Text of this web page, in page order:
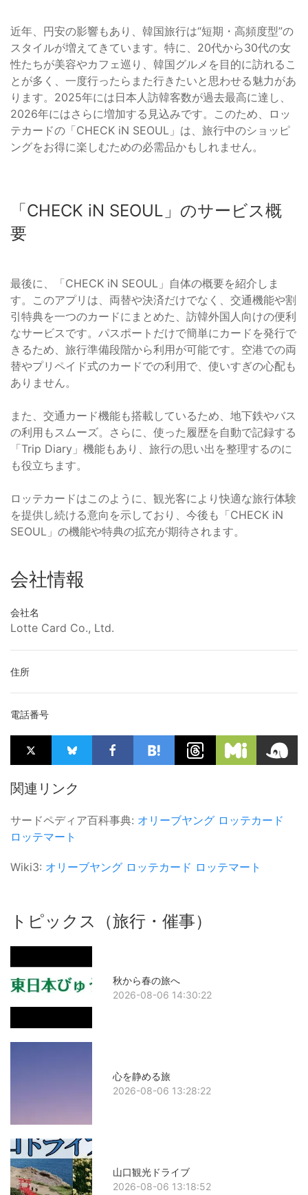
近年、円安の影響もあり、韓国旅行は“短期・高頻度型”の
スタイルが増えてきています。特に、20代から30代の女
性たちが美容やカフェ巡り、韓国グルメを目的に訪れるこ
とが多く、一度行ったらまた行きたいと思わせる魅力があ
ります。2025年には日本人訪韓客数が過去最高に達し、
2026年にはさらに増加する見込みです。このため、ロッ
テカードの「CHECK iN SEOUL」は、旅行中のショッピ
ングをお得に楽しむための必需品かもしれません。
「CHECK iN SEOUL」のサービス概
要
最後に、「CHECK iN SEOUL」自体の概要を紹介しま
す。このアプリは、両替や決済だけでなく、交通機能や割
引特典を一つのカードにまとめた、訪韓外国人向けの便利
なサービスです。パスポートだけで簡単にカードを発行で
きるため、旅行準備段階から利用が可能です。空港での両
替やプリペイド式のカードでの利用で、使いすぎの心配も
ありません。
また、交通カード機能も搭載しているため、地下鉄やバス
の利用もスムーズ。さらに、使った履歴を自動で記録する
「Trip Diary」機能もあり、旅行の思い出を整理するのに
も役立ちます。
ロッテカードはこのように、観光客により快適な旅行体験
を提供し続ける意向を示しており、今後も「CHECK iN
SEOUL」の機能や特典の拡充が期待されます。
会社情報
会社名
Lotte Card Co., Ltd.
住所
電話番号
関連リンク
サードペディア百科事典: オリーブヤング ロッテカード
ロッテマート
Wiki3: オリーブヤング ロッテカード ロッテマート
トピックス（旅行・催事）
秋から春の旅へ
2026-08-06 14:30:22
心を静める旅
2026-08-06 13:28:22
山口観光ドライブ
2026-08-06 13:18:52